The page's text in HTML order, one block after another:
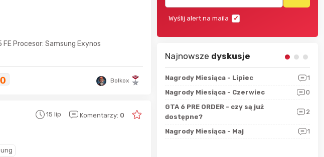
Procesor: Samsung Exynos
Bolkox
15 lip Komentarzy: 0
Wyślij alert na maila
Najnowsze dyskusje
Sferis - czemu odstrasza?
Katalog nagród
Nagrody Miesiąca - Lipiec
1
Nagrody Miesiąca - Czerwiec
0
GTA 6 PRE ORDER - czy są już
dostępne?
2
Nagrody Miesiąca - Maj 1